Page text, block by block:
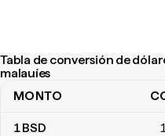
Tabla de conversión de
malauíes
Tabla de conversión de
MONTO
1BSD